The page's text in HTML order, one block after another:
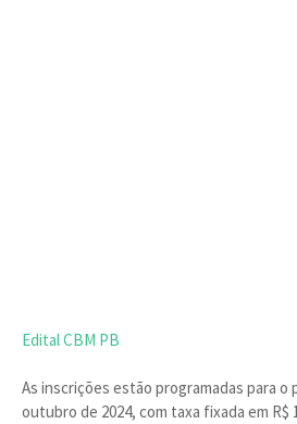
Edital CBM PB
As inscrições estão programadas para o
outubro de 2024, com taxa fixada em R$